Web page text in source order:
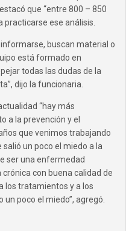
que “entre 800 – 850
practicarse ese análisis.
buscan material o
está formado en
todas las dudas de la
dijo la funcionaria.
“hay más
a la prevención y el
que venimos trabajando
un poco el miedo a la
ser una enfermedad
con buena calidad de
los tratamientos y a los
poco el miedo”, agregó.